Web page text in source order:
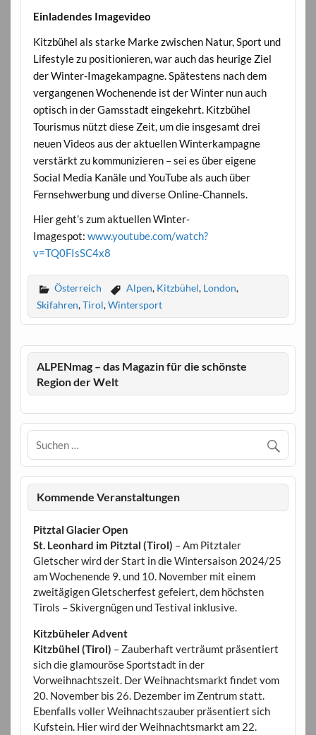
Einladendes Imagevideo
Kitzbühel als starke Marke zwischen Natur, Sport und
Lifestyle zu positionieren, war auch das heurige Ziel
der Winter-Imagekampagne. Spätestens nach dem
vergangenen Wochenende ist der Winter nun auch
optisch in der Gamsstadt eingekehrt. Kitzbühel
Tourismus nützt diese Zeit, um die insgesamt drei
neuen Videos aus der aktuellen Winterkampagne
verstärkt zu kommunizieren – sei es über eigene
Social Media Kanäle und YouTube als auch über
Fernsehwerbung und diverse Online-Channels.
Hier geht’s zum aktuellen Winter-
Imagespot: www.youtube.com/watch?
v=TQ0FIsSC4x8
Österreich Alpen, Kitzbühel, London,
Skifahren,Tirol,Wintersport
ALPENmag – das Magazin für die schönste
Region der Welt
Kommende Veranstaltungen
Pitztal Glacier Open
St. Leonhard im Pitztal (Tirol) – Am Pitztaler
Gletscher wird der Start in die Wintersaison 2024/25
am Wochenende 9. und 10. November mit einem
zweitägigen Gletscherfest gefeiert, dem höchsten
Tirols – Skivergnügen und Testival inklusive.
Kitzbüheler Advent
Kitzbühel (Tirol) – Zauberhaft verträumt präsentiert
sich die glamouröse Sportstadt in der
Vorweihnachtszeit. Der Weihnachtsmarkt findet vom
20. November bis 26. Dezember im Zentrum statt.
Ebenfalls voller Weihnachtszauber präsentiert sich
Kufstein. Hier wird der Weihnachtsmarkt am 22.